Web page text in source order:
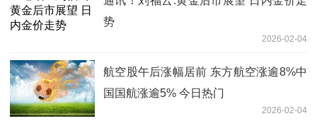
势
2026-02-04
航空股午后涨幅居前 东方航空涨逾8%中
国国航涨逾5% 今日热门
2026-02-04